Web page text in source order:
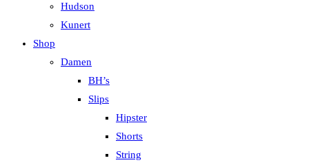
Hudson
Kunert
Shop
Damen
BH’s
Slips
Hipster
Shorts
String